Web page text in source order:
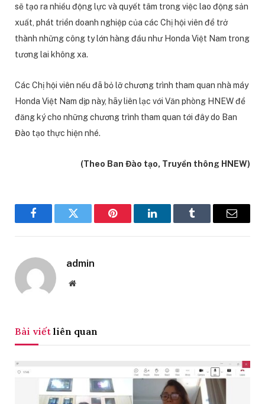
sẽ tạo ra nhiều động lực và quyết tâm trong việc lao động sản
xuất, phát triển doanh nghiệp của các Chị hội viên để trở
thành những công ty lớn hàng đầu như Honda Việt Nam trong
tương lai không xa.
Các Chị hội viên nếu đã bỏ lỡ chương trình tham quan nhà máy
Honda Việt Nam dịp này, hãy liên lạc với Văn phòng HNEW để
đăng ký cho những chương trình tham quan tới đây do Ban
Đào tạo thực hiện nhé.
(Theo Ban Đào tạo, Truyền thông HNEW)
FacebookTwitter Pinterest LinkedInTumblr Email
admin
Website
Bài viết liên quan